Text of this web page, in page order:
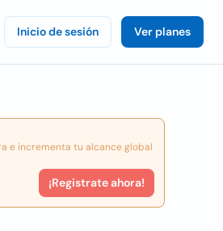
Inicio de sesión Ver planes
e incrementa tu alcance global
¡Registrate ahora!